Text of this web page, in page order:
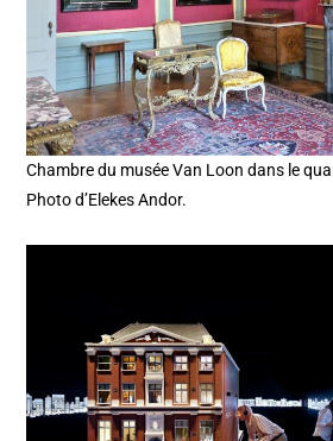
Chambre du musée Van Loon dans le
Photo d’Elekes Andor.